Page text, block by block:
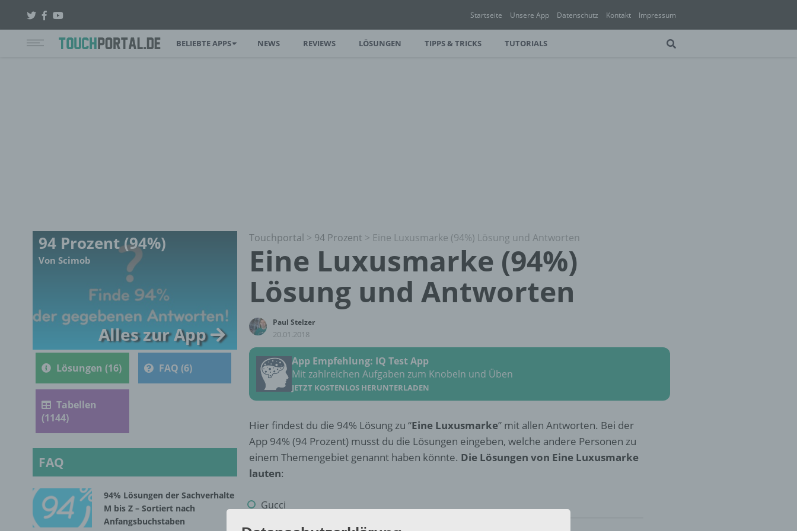
Startseite Unsere App Datenschutz Kontakt Impressum
BELIEBTE APPS NEWS REVIEWS LÖSUNGEN TIPPS & TRICKS TUTORIALS
Touchportal > 94 Prozent > Eine Luxusmarke (94%) Lösung und Antworten
Eine Luxusmarke (94%)
Lösung und Antworten
Paul Stelzer
20.01.2018
App Empfehlung: IQ Test App
Mit zahlreichen Aufgaben zum Knobeln und Üben
JETZT KOSTENLOS HERUNTERLADEN
Hier findest du die 94% Lösung zu “Eine Luxusmarke” mit allen Antworten. Bei der
App 94% (94 Prozent) musst du die Lösungen eingeben, welche andere Personen zu
einem Themengebiet genannt haben könnte. Die Lösungen von Eine Luxusmarke
lauten:
Gucci
94 Prozent (94%)
Von Scimob
Alles zur App
Lösungen (16) FAQ (6)
Tabellen
(1144)
FAQ
94% Lösungen der Sachverhalte
M bis Z – Sortiert nach
Anfangsbuchstaben